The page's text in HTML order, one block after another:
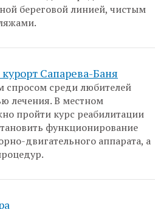
береговой линией, чистым
Сапарева-Баня
спросом среди любителей
лечения. В местном
пройти курс реабилитации
функционирование
двигательного аппарата, а